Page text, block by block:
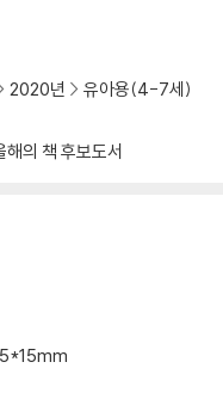
2020년
유아용(4-7세)
의 책 후보도서